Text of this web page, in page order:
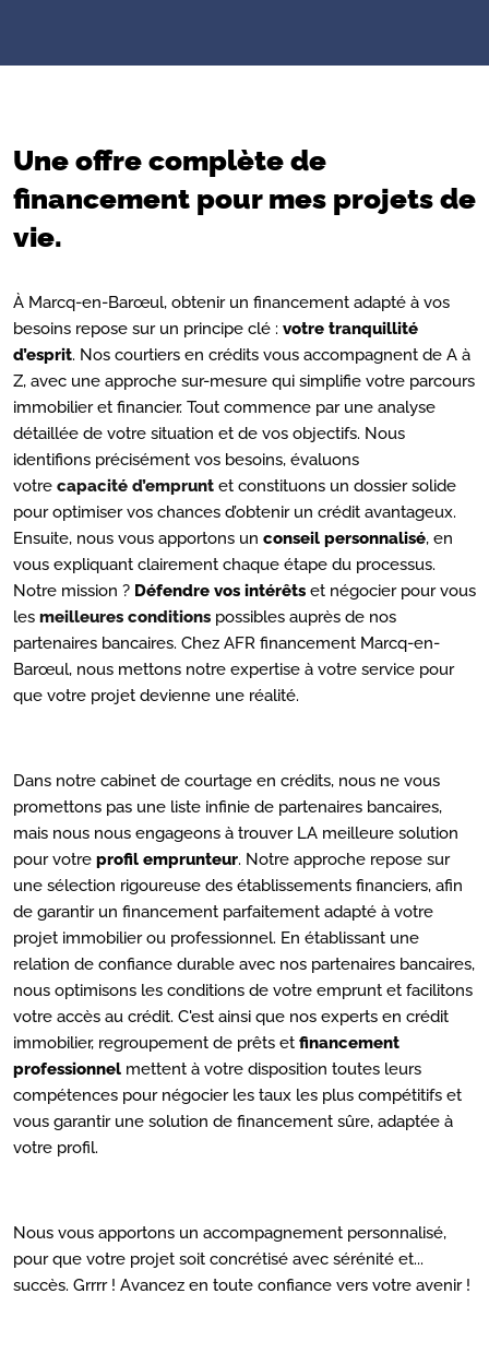
Une offre complète de
financement pour mes projets de
vie.
À Marcq-en-Barœul, obtenir un financement adapté à vos
besoins repose sur un principe clé : votre tranquillité
d’esprit. Nos courtiers en crédits vous accompagnent de A à
Z, avec une approche sur-mesure qui simplifie votre parcours
immobilier et financier. Tout commence par une analyse
détaillée de votre situation et de vos objectifs. Nous
identifions précisément vos besoins, évaluons
votre capacité d’emprunt et constituons un dossier solide
pour optimiser vos chances d’obtenir un crédit avantageux.
Ensuite, nous vous apportons un conseil personnalisé, en
vous expliquant clairement chaque étape du processus.
Notre mission ? Défendre vos intérêts et négocier pour vous
les meilleures conditions possibles auprès de nos
partenaires bancaires. Chez AFR financement Marcq-en-
Barœul, nous mettons notre expertise à votre service pour
que votre projet devienne une réalité.
Dans notre cabinet de courtage en crédits, nous ne vous
promettons pas une liste infinie de partenaires bancaires,
mais nous nous engageons à trouver LA meilleure solution
pour votre profil emprunteur. Notre approche repose sur
une sélection rigoureuse des établissements financiers, afin
de garantir un financement parfaitement adapté à votre
projet immobilier ou professionnel. En établissant une
relation de confiance durable avec nos partenaires bancaires,
nous optimisons les conditions de votre emprunt et facilitons
votre accès au crédit. C'est ainsi que nos experts en crédit
immobilier, regroupement de prêts et financement
professionnel mettent à votre disposition toutes leurs
compétences pour négocier les taux les plus compétitifs et
vous garantir une solution de financement sûre, adaptée à
votre profil.
Nous vous apportons un accompagnement personnalisé,
pour que votre projet soit concrétisé avec sérénité et...
succès. Grrrr ! Avancez en toute confiance vers votre avenir !